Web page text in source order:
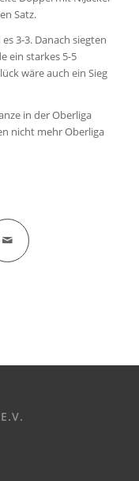
Satz.
3-3. Danach siegten
ein starkes 5-5
wäre auch ein Sieg
in der Oberliga
nicht mehr Oberliga